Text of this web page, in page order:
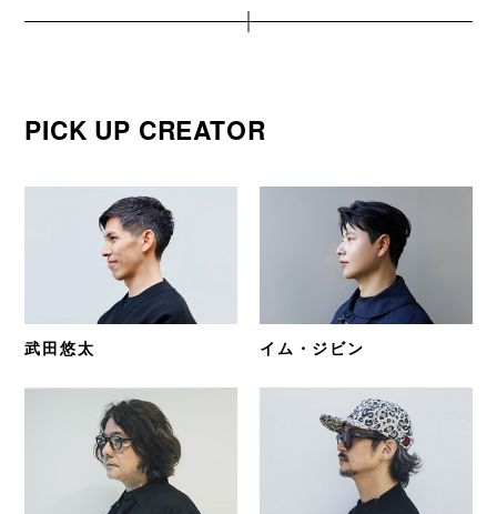
PICK UP CREATOR
武田悠太 イム・ジビン